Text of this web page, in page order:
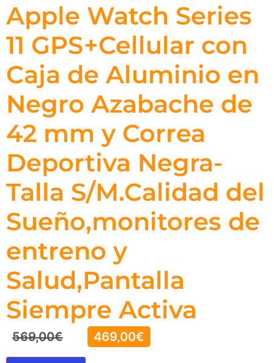
Apple Watch Series
11 GPS+Cellular con
Caja de Aluminio en
Negro Azabache de
42 mm y Correa
Deportiva Negra-
Talla S/M.Calidad del
Sueño,monitores de
entreno y
Salud,Pantalla
Siempre Activa
569,00€ 469,00€